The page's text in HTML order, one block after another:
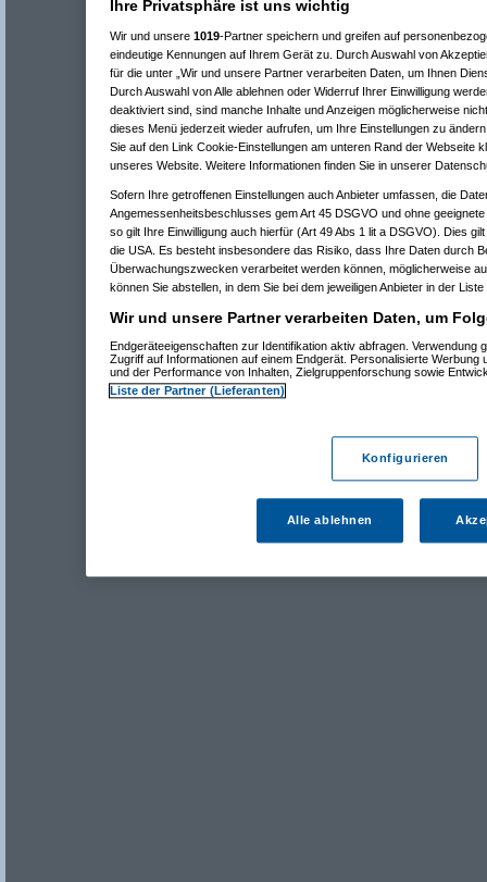
Ihre Privatsphäre ist uns wichtig
Wir und unsere 1019-Partner speichern und greifen auf
eindeutige Kennungen auf Ihrem Gerät zu. Durch Auswahl von
für die unter „Wir und unsere Partner verarbeiten Daten, um Ihnen
Durch Auswahl von Alle ablehnen oder Widerruf Ihrer Einwilligung
deaktiviert sind, sind manche Inhalte und Anzeigen möglicherweise
dieses Menü jederzeit wieder aufrufen, um Ihre Einstellungen zu
Sie auf den Link Cookie-Einstellungen am unteren Rand der Webseite
unseres Website. Weitere Informationen finden Sie in unserer
Sofern Ihre getroffenen Einstellungen auch Anbieter umfassen, die
Angemessenheitsbeschlusses gem Art 45 DSGVO und ohne
so gilt Ihre Einwilligung auch hierfür (Art 49 Abs 1 lit a DSGVO). Dies
die USA. Es besteht insbesondere das Risiko, dass Ihre Daten durch
Überwachungszwecken verarbeitet werden können, möglicherweise
können Sie abstellen, in dem Sie bei dem jeweiligen Anbieter in der
Wir und unsere Partner verarbeiten Daten, um
Endgeräteeigenschaften zur Identifikation aktiv abfragen. Verwendung
Zugriff auf Informationen auf einem Endgerät. Personalisierte Werbung
und der Performance von Inhalten, Zielgruppenforschung sowie
Liste der Partner (Lieferanten)
Konfigurieren
Alle ablehnen